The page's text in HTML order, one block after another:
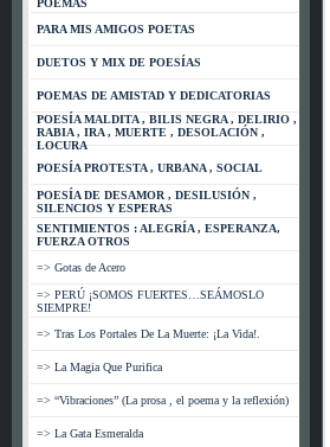
POEMAS
PARA MIS AMIGOS POETAS
DUETOS Y MIX DE POESÍAS
POEMAS DE AMISTAD Y DEDICATORIAS
POESÍA MALDITA , BILIS NEGRA , DELIRIO ,
RABIA , IRA , MUERTE , DESOLACIÓN ,
LOCURA
POESÍA PROTESTA , URBANA , SOCIAL
POESÍA DE DESAMOR , DESILUSIÓN ,
SILENCIOS Y ESPERAS
SENTIMIENTOS : ALEGRÍA , ESPERANZA,
FUERZA OTROS
=> Gotas de Acero
=> PERÚ ¡SOMOS FUERTES…SEÁMOSLO
SIEMPRE!
=> Tras Los Portales De La Muerte: ¡La Vida!.
=> La Magia Que Purifica
=> “Vibraciones” (La prosa , el poema y la reflexión)
=> La Gata Esmeralda